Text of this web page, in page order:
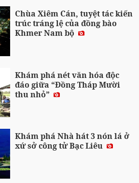
Chùa Xiêm Cán, tuyệt tác kiến
trúc tráng lệ của đồng bào
Khmer Nam bộ
Khám phá nét văn hóa độc
đáo giữa “Đồng Tháp Mười
thu nhỏ”
Khám phá Nhà hát 3 nón lá ở
xứ sở công tử Bạc Liêu